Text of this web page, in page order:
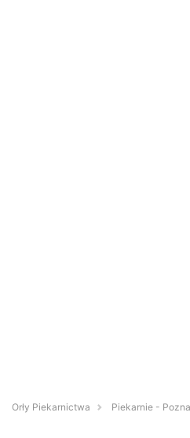
Orły Piekarnictwa Piekarnie -